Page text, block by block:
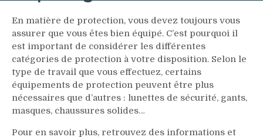
En matière de protection, vous devez toujours vous
assurer que vous êtes bien équipé. C’est pourquoi il
est important de considérer les différentes
catégories de protection à votre disposition. Selon le
type de travail que vous effectuez, certains
équipements de protection peuvent être plus
nécessaires que d’autres : lunettes de sécurité, gants,
masques, chaussures solides…
Pour en savoir plus, retrouvez des informations et